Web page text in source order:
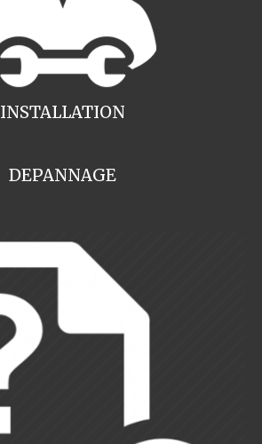
INSTALLATION
DEPANNAGE